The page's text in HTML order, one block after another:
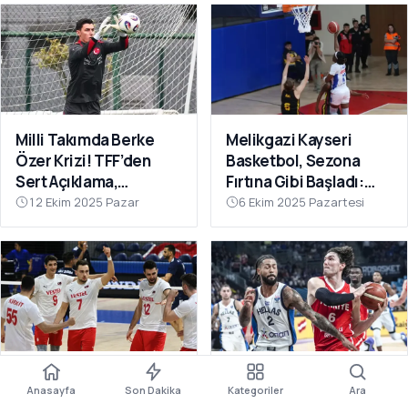
Milli Takımda Berke
Özer Krizi! TFF’den
Sert Açıklama,
Kaleciden Yanıt
Gecikmedi
12 Ekim 2025 Pazar
Melikgazi Kayseri
Basketbol, Sezona
Fırtına Gibi Başladı:
Dardanel Çanakkale’yi
Farklı Geçti
6 Ekim 2025 Pazartesi
Filenin Efeleri Dünya
Şampiyonası’nda 2’de
12 Dev Adam Fırtına
Gibi: Yunanistan’ı Ezip
Anasayfa Son Dakika Kategoriler Ara